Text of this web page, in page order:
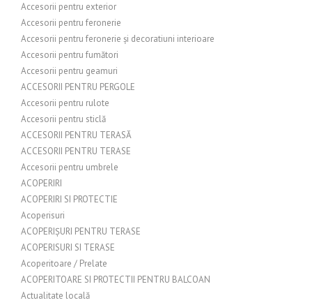
Accesorii pentru exterior
Accesorii pentru feronerie
Accesorii pentru feronerie și decoratiuni interioare
Accesorii pentru fumători
Accesorii pentru geamuri
ACCESORII PENTRU PERGOLE
Accesorii pentru rulote
Accesorii pentru sticlă
ACCESORII PENTRU TERASĂ
ACCESORII PENTRU TERASE
Accesorii pentru umbrele
ACOPERIRI
ACOPERIRI SI PROTECTIE
Acoperisuri
ACOPERIȘURI PENTRU TERASE
ACOPERISURI SI TERASE
Acoperitoare / Prelate
ACOPERITOARE SI PROTECTII PENTRU BALCOAN
Actualitate locală